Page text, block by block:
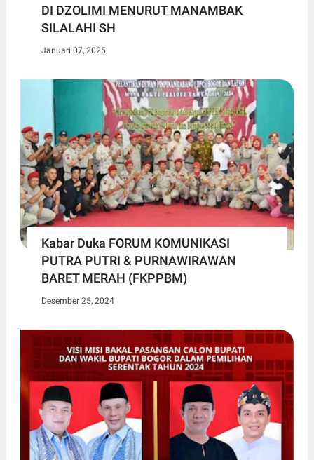
DI DZOLIMI MENURUT MANAMBAK
SILALAHI SH
Januari 07, 2025
Kabar Duka FORUM KOMUNIKASI
PUTRA PUTRI & PURNAWIRAWAN
BARET MERAH (FKPPBM)
Desember 25, 2024